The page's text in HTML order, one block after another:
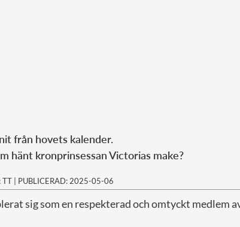
från hovets kalender.
hänt kronprinsessan Victorias make?
TT | PUBLICERAD: 2025-05-06
sig som en respekterad och omtyckt medlem